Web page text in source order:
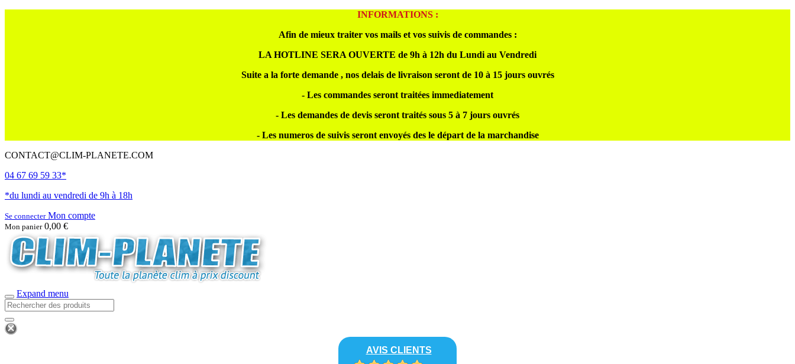
INFORMATIONS :
Afin de mieux traiter vos mails et vos suivis de commandes :
LA HOTLINE SERA OUVERTE de 9h à 12h du Lundi au Vendredi
Suite a la forte demande , nos delais de livraison seront de 10 à 15 jours ouvrés
- Les commandes seront traitées immediatement
- Les demandes de devis seront traités sous 5 à 7 jours ouvrés
- Les numeros de suivis seront envoyés des le départ de la marchandise
CONTACT@CLIM-PLANETE.COM
04 67 69 59 33*
*du lundi au vendredi de 9h à 18h
Se connecterMon compte
Mon panier 0,00 €
Expand menu
AVIS CLIENTS